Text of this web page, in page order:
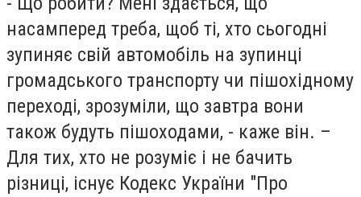
насамперед треба, щоб ті, хто сьогодні
зупиняє свій автомобіль на зупинці
громадського транспорту чи пішохідному
переході, зрозуміли, що завтра вони
також будуть пішоходами, - каже він. –
Для тих, хто не розуміє і не бачить
різниці, існує Кодекс України "Про